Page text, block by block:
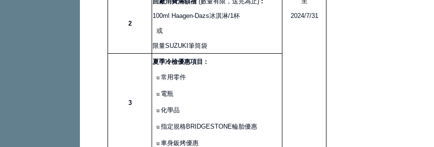
2
100ml Haagen-Dazs冰淇淋/1杯 2024/7/31
或
限量SUZUKI筆筒袋
3
夏季冷檢優惠項目 :
u常用零件
u 電瓶
u化學品
u指定規格BRIDGESTONE輪胎優惠
u車身鈑烤優惠